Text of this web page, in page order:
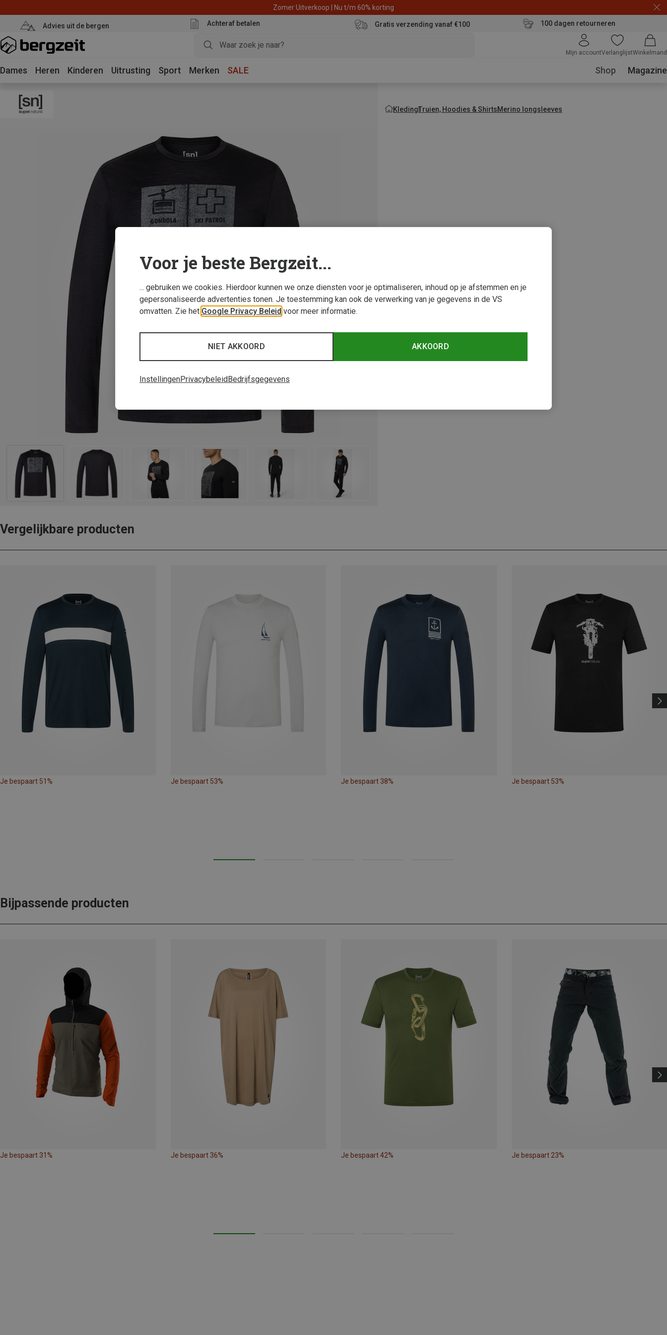
Zomer Uitverkoop | Nu t/m 60% korting
Advies uit de bergen Achteraf betalen Gratis verzending vanaf €100 100 dagen retourneren
Mijn accountVerlanglijstWinkelmand
Dames Heren Kinderen Uitrusting Sport Merken SALE Shop Magazine
KledingTruien, Hoodies & ShirtsMerino longsleeves
Vergelijkbare producten
Je bespaart 51% Je bespaart 53% Je bespaart 38% Je bespaart 53%
Bijpassende producten
Je bespaart 31% Je bespaart 36% Je bespaart 42% Je bespaart 23%
Voor je beste Bergzeit...
... gebruiken we cookies. Hierdoor kunnen we onze diensten voor je optimaliseren, inhoud op je afstemmen en je
gepersonaliseerde advertenties tonen. Je toestemming kan ook de verwerking van je gegevens in de VS
omvatten. Zie het Google Privacy Beleid voor meer informatie.
AKKOORD
NIET AKKOORD
InstellingenPrivacybeleid Bedrijfsgegevens